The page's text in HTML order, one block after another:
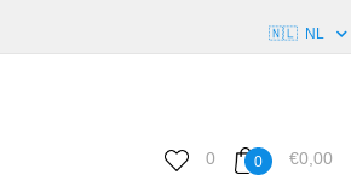
🇳🇱 NL
0 0 €0,00